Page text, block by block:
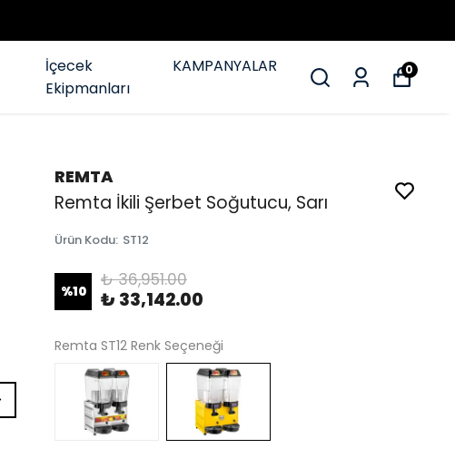
İçecek
Ekipmanları
KAMPANYALAR 0
REMTA
Remta İkili Şerbet Soğutucu, Sarı
Ürün Kodu: ST12
%10
₺ 36,951.00
₺ 33,142.00
Remta ST12 Renk Seçeneği